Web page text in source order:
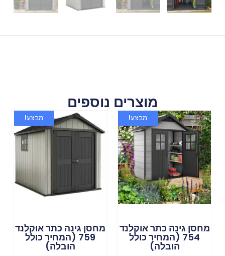
מוצרים נוספים
מבצע!
מחסן גינה כתר אוקלנד
754 (המחיר כולל
הובלה)
מבצע!
מחסן גינה כתר אוקלנד
759 (המחיר כולל
הובלה)